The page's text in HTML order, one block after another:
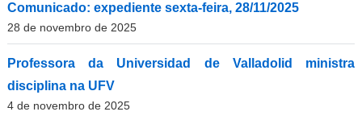
Comunicado: expediente sexta-feira, 28/11/2025
28 de novembro de 2025
Professora da Universidad de Valladolid ministra
disciplina na UFV
4 de novembro de 2025